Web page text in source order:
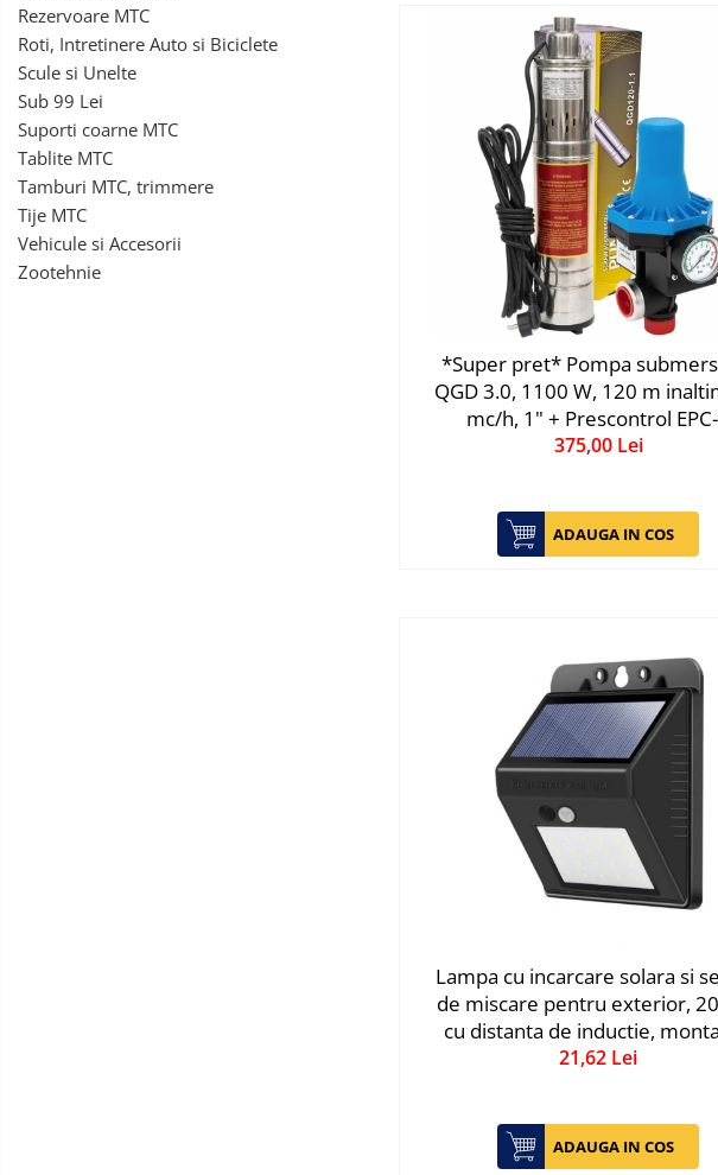
Incubatoare, oparitoare si
deplumatoare
Echipamente pentru animale
Aparate de tuns animale
Piese si accesorii aparate de tuns
animale
Tarcuri animale
Semanatori
Masini batut stalpi si accesorii
Rezervoare MTC
Roti, Intretinere Auto si Biciclete
Scule si Unelte
Sub 99 Lei
Suporti coarne MTC
Tablite MTC
Tamburi MTC, trimmere
Tije MTC
Vehicule si Accesorii
Zootehnie
*Super pret* Pompa
QGD 3.0, 1100 W, 120 m
mc/h, 1" + Prescontrol
375,00 Lei
ADAUGA IN COS
Lampa cu incarcare solara si
de miscare pentru exterior,
cu distanta de inductie,
perete, fara cabluri, Flippy
21,62 Lei
ADAUGA IN COS